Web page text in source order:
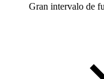
Gran intervalo de